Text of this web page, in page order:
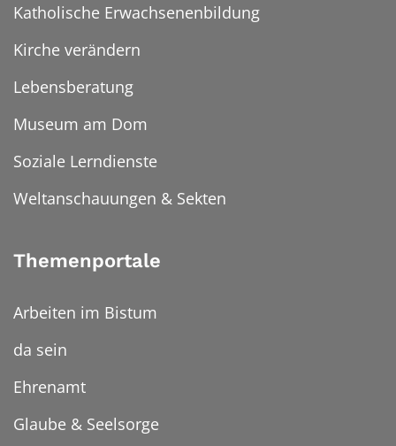
Katholische Erwachsenenbildung
Kirche verändern
Lebensberatung
Museum am Dom
Soziale Lerndienste
Weltanschauungen & Sekten
Themenportale
Arbeiten im Bistum
da sein
Ehrenamt
Glaube & Seelsorge